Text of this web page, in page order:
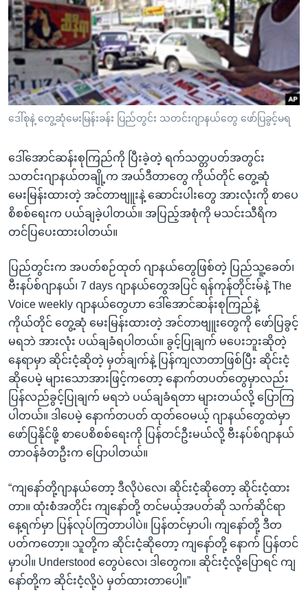
ပင်မ
အ
ညွန်း
စာမျက်နှာ
သို့
ကျော်
ကြည့်
ရှာဖွေ
ရန်
နေရာ
သို့
ကျော်
ရုပ်ရှင်ထဲက အင်္ဂလိပ်စာ
သုတပဒေသာ အင်္ဂလိပ်စာ
တီဗွီ
ရေဒီယို/တီဗွီအစီအစဉ်
Learning English
ဗွီအိုအေ လူမှုကွန်ယက်များ
ဘာသာစကားများ
ဒေါ်စုနဲ့ တွေ့ဆုံမေးမြန်းခန်း ပြည်တွင်း သတင်းဂျာနယ်တွေ ဖော်ပြခွင့်မရ
ဒေါ်အောင်ဆန်းစုကြည်ကို ပြီးခဲ့တဲ့ ရက်သတ္တပတ်အတွင်း
သတင်းဂျာနယ်တချို့က အယ်ဒီတာတွေ ကိုယ်တိုင် တွေ့ဆုံ
မေးမြန်းထားတဲ့ အင်တာဗျူးနဲ့ ဆောင်းပါးတွေ အားလုံးကို စာပေ
စိစစ်ရေးက ပယ်ချခဲ့ပါတယ်။ အပြည့်အစုံကို မသင်းသီရိက
တင်ပြပေးထားပါတယ်။
ပြည်တွင်းက အပတ်စဉ်ထုတ် ဂျာနယ်တွေဖြစ်တဲ့ ပြည်သူ့ခေတ်၊
ဗီးနပ်စ်ဂျာနယ်၊ 7 days ဂျာနယ်တွေအပြင် ရန်ကုန်တိုင်းမ်နဲ့ The
Voice weekly ဂျာနယ်တွေဟာ ဒေါ်အောင်ဆန်းစုကြည်နဲ့
ကိုယ်တိုင် တွေ့ဆုံ မေးမြန်းထားတဲ့ အင်တာဗျူးတွေကို ဖော်ပြခွင့်
မရဘဲ အားလုံး ပယ်ချခံရပါတယ်။ ခွင့်ပြုချက် မပေးဘူးဆိုတဲ့
နေရာမှာ ဆိုင်းငံ့ဆိုတဲ့ မှတ်ချက်နဲ့ ပြန်ကျလာတာဖြစ်ပြီး ဆိုင်းငံ့
ဆိုပေမဲ့ များသောအားဖြင့်ကတော့ နောက်တပတ်တွေမှာလည်း
ပြန်လည်ခွင့်ပြုချက် မရဘဲ ပယ်ချခံရတာ များတယ်လို့ ပြောကြ
ပါတယ်။ ဒါပေမဲ့ နောက်တပတ် ထုတ်ဝေမယ့် ဂျာနယ်တွေထဲမှာ
ဖော်ပြနိုင်ဖို့ စာပေစိစစ်ရေးကို ပြန်တင်ဦးမယ်လို့ ဗီးနပ်စ်ဂျာနယ်
တာဝန်ခံတဦးက ပြောပါတယ်။
“ကျနော်တို့ဂျာနယ်တော့ ဒီလိုပဲလေ၊ ဆိုင်းငံ့ဆိုတော့ ဆိုင်းငံ့ထား
တာ။ ထုံးစံအတိုင်း ကျနော်တို့ တင်မယ့်အပတ်ဆို သက်ဆိုင်ရာ
နေ့ရက်မှာ ပြန်လုပ်ကြတာပါပဲ။ ပြန်တင်မှာပါ၊ ကျနော်တို့ ဒီတ
ပတ်ကတော့။ သူတို့က ဆိုင်းငံ့ဆိုတော့ ကျနော်တို့ နောက် ပြန်တင်
မှာပါ။ Understood တွေပဲလေ၊ ဒါတွေက။ ဆိုင်းငံ့လို့ပြောရင် ကျ
နော်တို့က ဆိုင်းငံ့လို့ပဲ မှတ်ထားတာပေါ့။”